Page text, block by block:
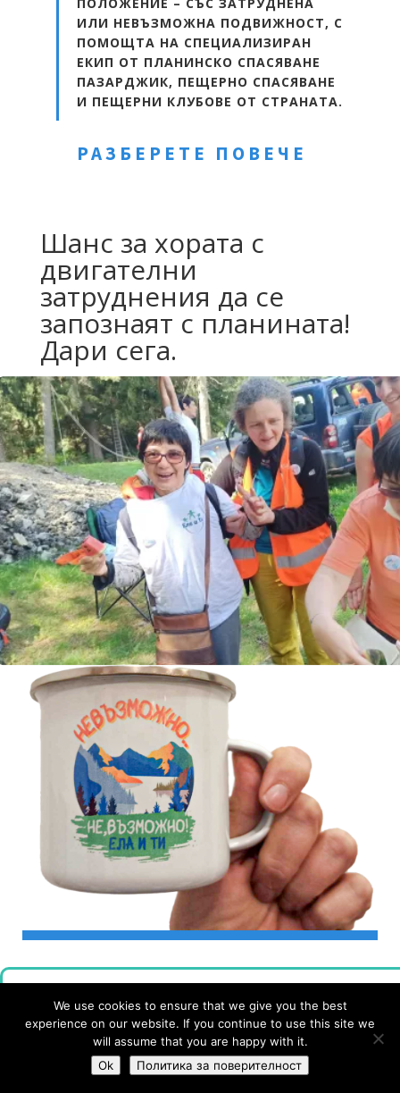
ИЛИ НЕВЪЗМОЖНА ПОДВИЖНОСТ, С
ПОМОЩТА НА СПЕЦИАЛИЗИРАН
ЕКИП ОТ ПЛАНИНСКО СПАСЯВАНЕ
ПАЗАРДЖИК, ПЕЩЕРНО СПАСЯВАНЕ
И ПЕЩЕРНИ КЛУБОВЕ ОТ СТРАНАТА.
РАЗБЕРЕТЕ ПОВЕЧЕ
Шанс за хората с
двигателни
затруднения да се
запознаят с планината!
Дари сега.
Канче с кауза
We use cookies to ensure that we give you the best
experience on our website. If you continue to use this site we
will assume that you are happy with it.
Ok
Политика за поверителност